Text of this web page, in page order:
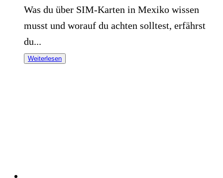
Was du über SIM-Karten in Mexiko wissen
musst und worauf du achten solltest, erfährst
du...
Weiterlesen